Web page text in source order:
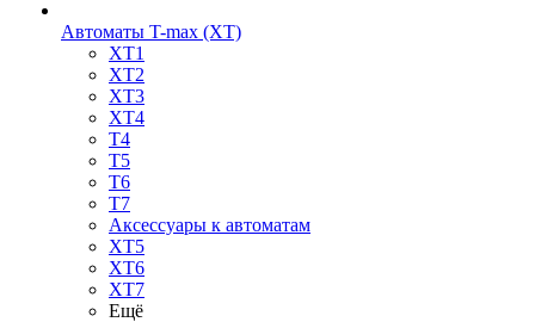
Автоматы T-max (XT)
XT1
XT2
XT3
XT4
T4
T5
T6
T7
Аксессуары к автоматам
XT5
XT6
XT7
Ещё